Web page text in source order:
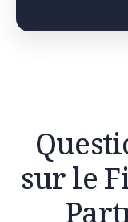
sur le